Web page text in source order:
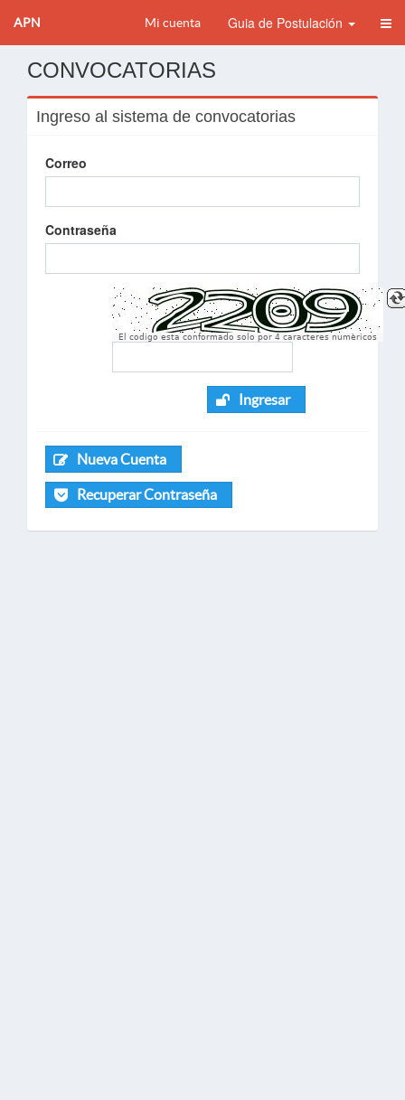
APN Mi cuenta Guia de Postulación
CONVOCATORIAS
Ingreso al sistema de convocatorias
Correo
Contraseña
El codigo esta conformado solo por 4 caracteres numèricos
Ingresar
Nueva Cuenta
Recuperar Contraseña